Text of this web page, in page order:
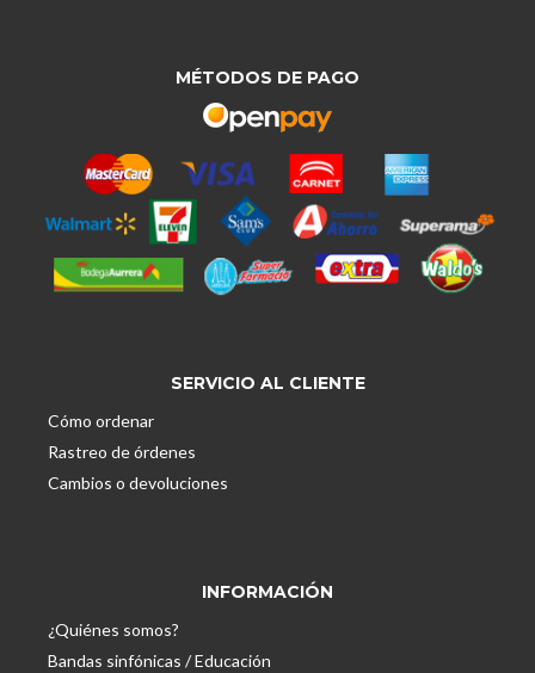
MÉTODOS DE PAGO
SERVICIO AL CLIENTE
Cómo ordenar
Rastreo de órdenes
Cambios o devoluciones
INFORMACIÓN
¿Quiénes somos?
Bandas sinfónicas / Educación